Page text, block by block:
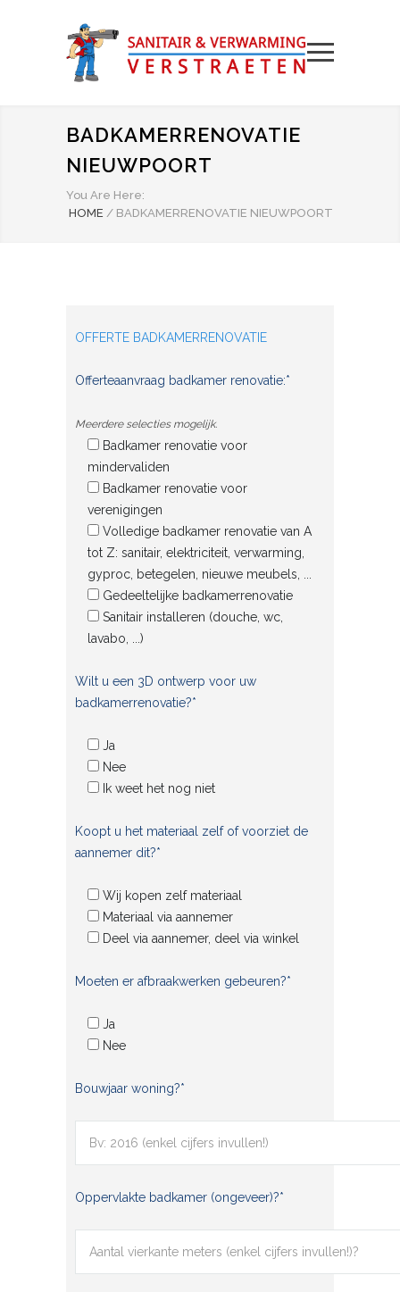
BADKAMERRENOVATIE
NIEUWPOORT
You Are Here:
HOME / BADKAMERRENOVATIE NIEUWPOORT
OFFERTE BADKAMERRENOVATIE
Offerteaanvraag badkamer renovatie:*
Meerdere selecties mogelijk.
Badkamer renovatie voor
mindervaliden
Badkamer renovatie voor
verenigingen
Volledige badkamer renovatie van A
tot Z: sanitair, elektriciteit, verwarming,
gyproc, betegelen, nieuwe meubels, ...
Gedeeltelijke badkamerrenovatie
Sanitair installeren (douche, wc,
lavabo, ...)
Wilt u een 3D ontwerp voor uw
badkamerrenovatie?*
Ja
Nee
Ik weet het nog niet
Koopt u het materiaal zelf of voorziet de
aannemer dit?*
Wij kopen zelf materiaal
Materiaal via aannemer
Deel via aannemer, deel via winkel
Moeten er afbraakwerken gebeuren?*
Ja
Nee
Bouwjaar woning?*
Oppervlakte badkamer (ongeveer)?*